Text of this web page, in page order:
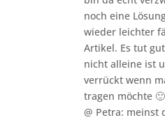
noch eine
wieder leichter
Artikel. Es tut
nicht alleine ist
verrückt wenn
tragen möchte 🙂
@ Petra: meinst